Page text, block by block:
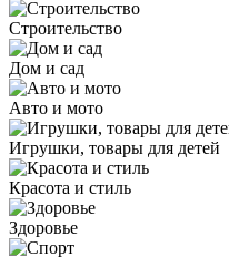
Строительство
Дом и сад
Авто и мото
Игрушки, товары для детей
Красота и стиль
Здоровье